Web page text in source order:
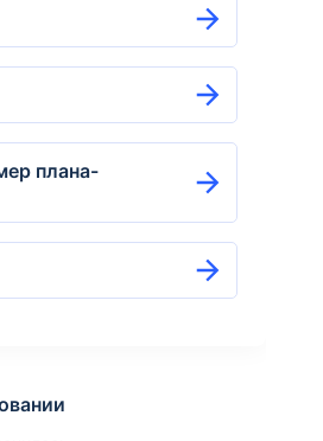
плана-